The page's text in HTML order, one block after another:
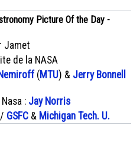
Picture Of the Day -
Jamet
de la NASA
(MTU) & Jerry Bonnell
: Jay Norris
/ GSFC & Michigan Tech. U.